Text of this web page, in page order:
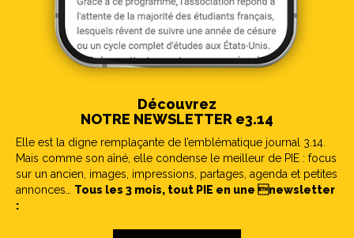
Découvrez
NOTRE NEWSLETTER e3.14
Elle est la digne remplaçante de l’emblématique journal 3.14.
Mais comme son aîné, elle condense le meilleur de PIE : focus
sur un ancien, images, impressions, partages, agenda et petites
annonces… Tous les 3 mois, tout PIE en une newsletter
: